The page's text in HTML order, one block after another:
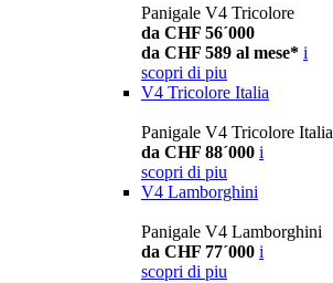
Panigale V4 Tricolore
da CHF 56´000
da CHF 589 al mese* i
scopri di piu
V4 Tricolore Italia
Panigale V4 Tricolore Italia
da CHF 88´000 i
scopri di piu
V4 Lamborghini
Panigale V4 Lamborghini
da CHF 77´000 i
scopri di piu